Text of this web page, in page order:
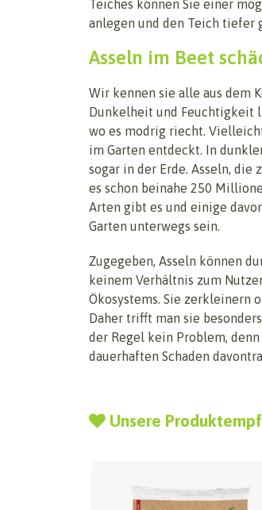
Teiches können Sie einer
anlegen und den Teich tiefer
Asseln im Beet
Wir kennen sie alle aus dem
Dunkelheit und Feuchtigkeit
wo es modrig riecht.
im Garten entdeckt. In
sogar in der Erde. Asseln, die
es schon beinahe 250
Arten gibt es und einige
Garten unterwegs sein.
Zugegeben, Asseln können
keinem Verhältnis zum
Ökosystems. Sie zerkleinern
Daher trifft man sie
der Regel kein Problem,
dauerhaften Schaden
Unsere